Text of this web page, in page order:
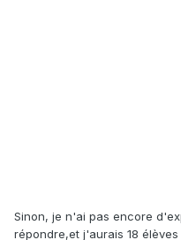
Sinon, je n'ai pas encore
répondre,et j'aurais 18